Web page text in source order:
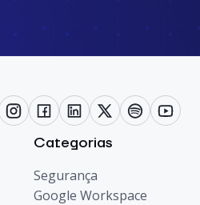
Categorias
Segurança
Google Workspace